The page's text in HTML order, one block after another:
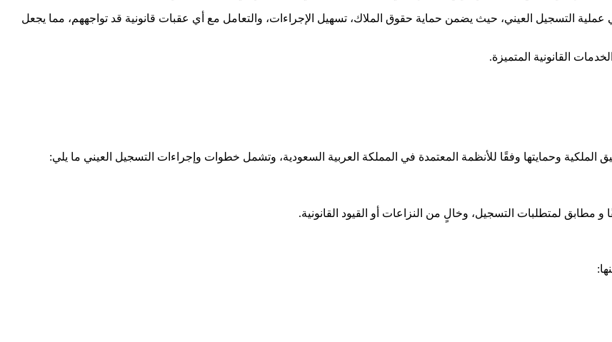
التسجيل العيني، حيث يضمن حماية حقوق الملاك، تسهيل الإجراءات، والتعامل مع أي عقبات قانونية قد تواجههم، مما يجعل
القانونية المتميزة.
الملكية وحمايتها وفقًا للأنظمة المعتمدة في المملكة العربية السعودية، وتشمل خطوات وإجراءات التسجيل العيني ما يلي:
لمتطلبات التسجيل، وخالٍ من النزاعات أو القيود القانونية.